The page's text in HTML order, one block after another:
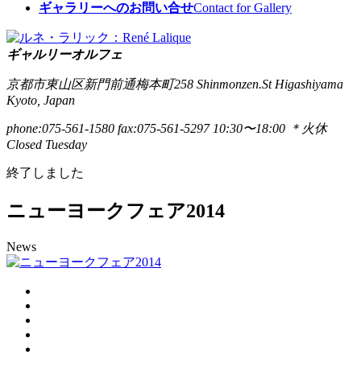
ギャラリーへのお問い合せContact for Gallery
ギャルリーオルフェ
京都市東山区新門前通梅本町258 Shinmonzen.St Higashiyama
Kyoto, Japan
phone:075-561-1580 fax:075-561-5297 10:30〜18:00 ＊火休
Closed Tuesday
終了しました
ニューヨークフェア2014
News